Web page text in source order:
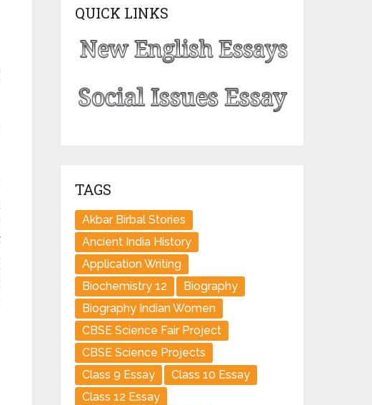
QUICK LINKS
TAGS
Akbar Birbal Stories
Ancient India History
Application Writing
Biochemistry 12
Biography
Biography Indian Women
CBSE Science Fair Project
CBSE Science Projects
Class 9 Essay
Class 10 Essay
Class 12 Essay